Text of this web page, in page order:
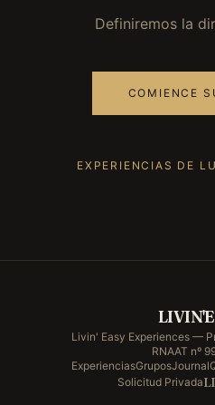
Definiremos la
COMIENCE
EXPERIENCIAS DE
Livin' Easy Experiences —
RNAAT nº
ExperienciasGruposJournal
Solicitud Privada